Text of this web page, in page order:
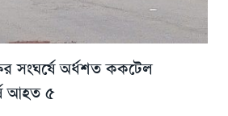
সংঘর্ষে অর্ধশত ককটেল
আহত ৫